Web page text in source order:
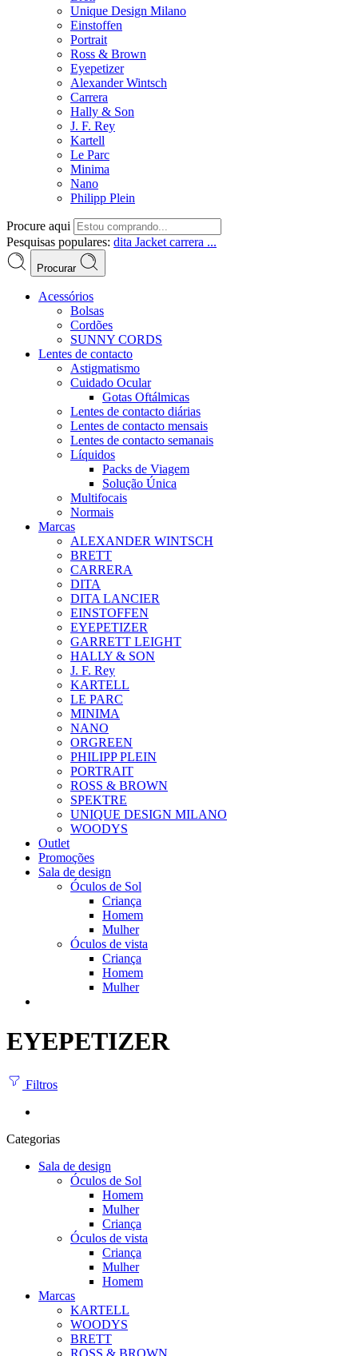
Unique Design Milano
Einstoffen
Portrait
Ross & Brown
Eyepetizer
Alexander Wintsch
Carrera
Hally & Son
J. F. Rey
Kartell
Le Parc
Minima
Nano
Philipp Plein
Procure aqui
Pesquisas populares: dita Jacket carrera ...
Procurar
Acessórios
Bolsas
Cordões
SUNNY CORDS
Lentes de contacto
Astigmatismo
Cuidado Ocular
Gotas Oftálmicas
Lentes de contacto diárias
Lentes de contacto mensais
Lentes de contacto semanais
Líquidos
Packs de Viagem
Solução Única
Multifocais
Normais
Marcas
ALEXANDER WINTSCH
BRETT
CARRERA
DITA
DITA LANCIER
EINSTOFFEN
EYEPETIZER
GARRETT LEIGHT
HALLY & SON
J. F. Rey
KARTELL
LE PARC
MINIMA
NANO
ORGREEN
PHILIPP PLEIN
PORTRAIT
ROSS & BROWN
SPEKTRE
UNIQUE DESIGN MILANO
WOODYS
Outlet
Promoções
Sala de design
Óculos de Sol
Criança
Homem
Mulher
Óculos de vista
Criança
Homem
Mulher
EYEPETIZER
Filtros
Categorias
Sala de design
Óculos de Sol
Homem
Mulher
Criança
Óculos de vista
Criança
Mulher
Homem
Marcas
KARTELL
WOODYS
BRETT